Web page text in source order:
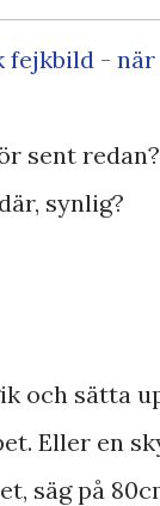
-
sent redan?
synlig?
och sätta
Eller en
säg på